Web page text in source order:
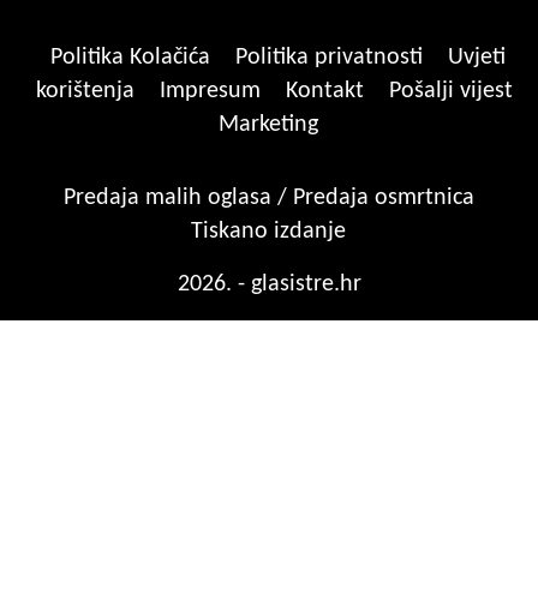
Politika Kolačića Politika privatnosti
Uvjeti
korištenja
Impresum Kontakt
Pošalji vijest
Marketing
Predaja malih oglasa / Predaja osmrtnica
Tiskano izdanje
2026. - glasistre.hr